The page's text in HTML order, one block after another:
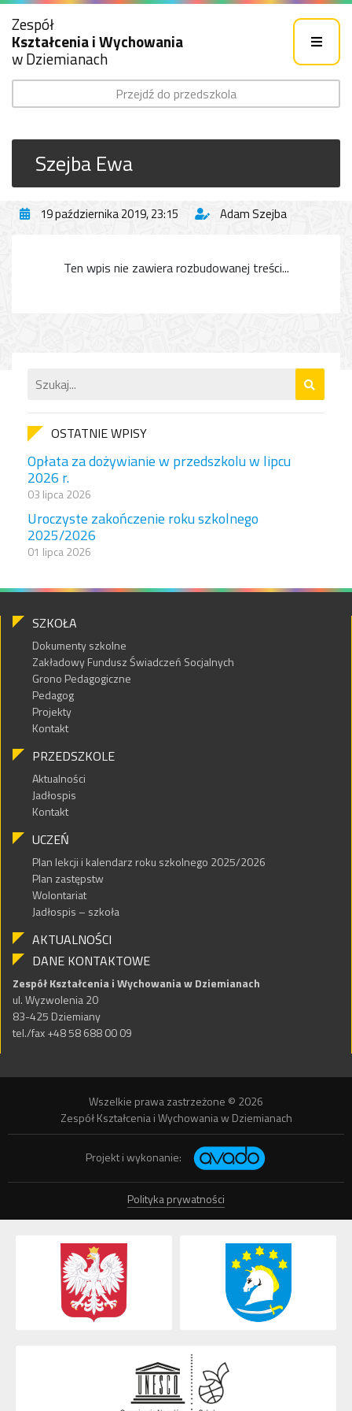
Zespół
Kształcenia i Wychowania
w Dziemianach
Przejdź do przedszkola
Szejba Ewa
19 października 2019, 23:15 Adam Szejba
Ten wpis nie zawiera rozbudowanej treści...
OSTATNIE WPISY
Opłata za dożywianie w przedszkolu w lipcu
2026 r.
03 lipca 2026
Uroczyste zakończenie roku szkolnego
2025/2026
01 lipca 2026
SZKOŁA
Dokumenty szkolne
Zakładowy Fundusz Świadczeń Socjalnych
Grono Pedagogiczne
Pedagog
Projekty
Kontakt
PRZEDSZKOLE
Aktualności
Jadłospis
Kontakt
UCZEŃ
Plan lekcji i kalendarz roku szkolnego 2025/2026
Plan zastępstw
Wolontariat
Jadłospis – szkoła
AKTUALNOŚCI
DANE KONTAKTOWE
Zespół Kształcenia i Wychowania w Dziemianach
ul. Wyzwolenia 20
83-425 Dziemiany
tel./fax +48 58 688 00 09
Wszelkie prawa zastrzeżone © 2026
Zespół Kształcenia i Wychowania w Dziemianach
Projekt i wykonanie:
Polityka prywatności